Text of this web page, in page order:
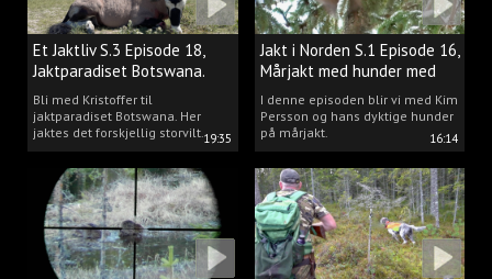
19:35
Et Jaktliv S.3 Episode 18,
Jaktparadiset Botswana.
Bli med Kristoffer til
jaktparadiset Botswana. Her
jaktes det forskjellig storvilt.
16:14
Jakt i Norden S.1 Episode 16,
Mårjakt med hunder med
Kim Persson
I denne episoden blir vi med Kim
Persson og hans dyktige hunder
på mårjakt.